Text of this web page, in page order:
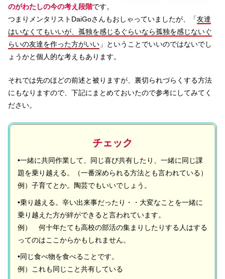
のがわたしの今の考え段階です。
つまりメンタリストDaiGoさんもおしゃっていましたが、「友達
はいなくてもいいが、孤独を感じるぐらいなら孤独を感じないぐ
らいの友達を作った方がいい 」ということでいいのではないでし
ょうかと個人的な考えもあります。
それでは先のほどの前述と被りますが、裏切られづらくする方法
にもなりますので、下記にまとめておいたので参考にしてみてく
ださい。
チェック
•一緒に共同作業して、同じ喜び共有したり、一緒に同じ課
題を乗り越える。（一番深められる方法とも言われている）
例）子育てとか。陶芸でもいいでしょう。
•乗り越える。辛い出来事だったり・・大変なことを一緒に
乗り越えた方が絆ができると言われています。
例） 何十年たても高校の部活の集まりしたりする人はする
ってのはここからかもしれません。
•同じ食べ物を食べることです。
例）これも同じこと共有している